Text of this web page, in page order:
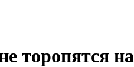
торопятся